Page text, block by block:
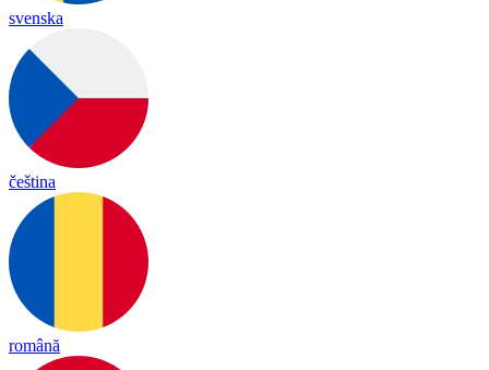
svenska
čeština
română